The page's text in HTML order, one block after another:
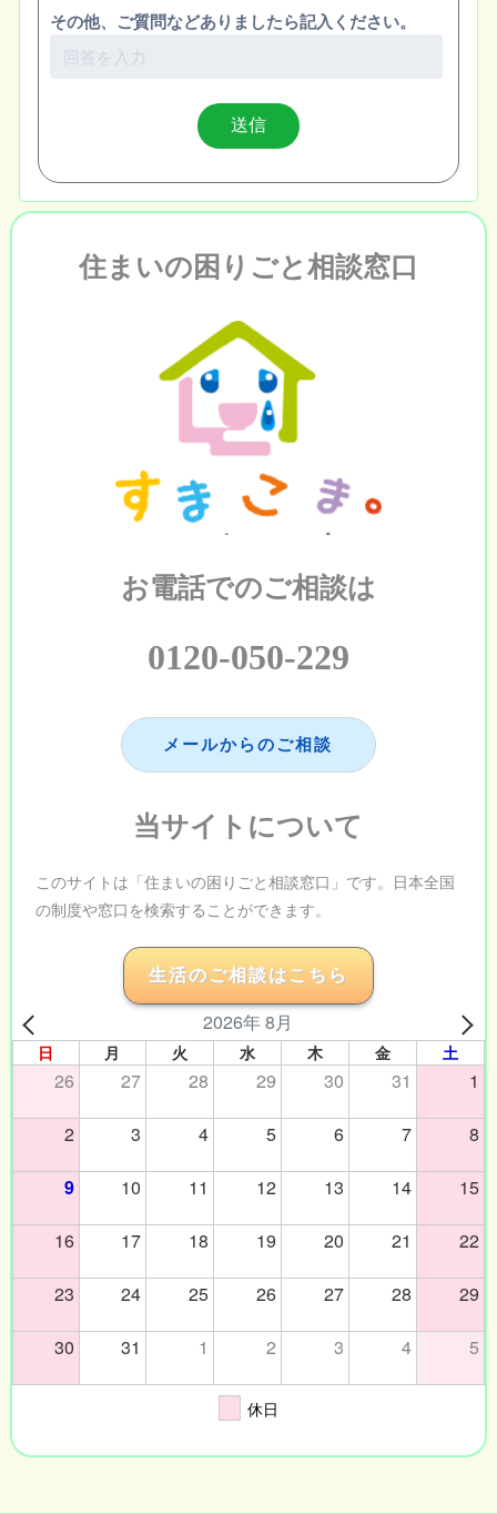
その他、ご質問などありましたら記入ください。
住まいの困りごと相談窓口
お電話でのご相談は
0120-050-229
メールからのご相談
当サイトについて
このサイトは「住まいの困りごと相談窓口」です。日本全国
の制度や窓口を検索することができます。
生活のご相談はこちら
2026年 8月
日 月 火 水 木 金 土
26 27 28 29 30 31 1
2 3 4 5 6 7 8
9 10 11 12 13 14 15
16 17 18 19 20 21 22
23 24 25 26 27 28 29
30 31 1 2 3 4 5
休日